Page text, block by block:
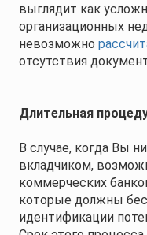
выглядит как
организационных
невозможно
отсутствия
Длительная
В случае, когда Вы
вкладчиком,
коммерческих
которые должны
идентификации